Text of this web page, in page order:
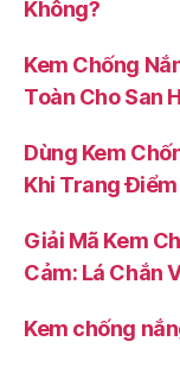
Không?
Kem Chống
Toàn Cho San
Dùng Kem
Khi Trang Điểm
Giải Mã Kem
Cảm: Lá Chắn
Kem chống